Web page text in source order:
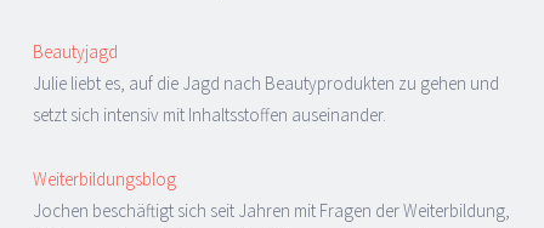
Beautyjagd
Julie liebt es, auf die Jagd nach Beautyprodukten zu gehen und
setzt sich intensiv mit Inhaltsstoffen auseinander.
Weiterbildungsblog
Jochen beschäftigt sich seit Jahren mit Fragen der Weiterbildung,